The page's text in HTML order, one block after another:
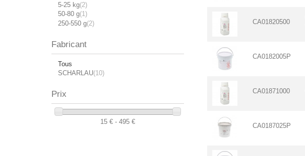
5-25 kg(2)
50-80 g(1)
250-550 g(2)
Fabricant
Tous
SCHARLAU(10)
Prix
15 € - 495 €
CA01820500
CA0182005P
CA01871000
CA0187025P